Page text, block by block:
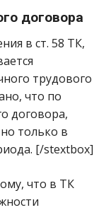
договора
в ст. 58 ТК,
трудового
что по
договора,
только в
[/stextbox]
что в ТК